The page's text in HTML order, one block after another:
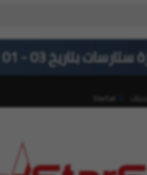
بتاريخ 03 - 01 - 2019
StarSat